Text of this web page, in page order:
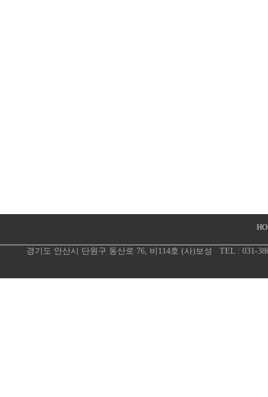
경기도 안산시 단원구 동산로 76, 비114호 (사)보성 TEL : 031-